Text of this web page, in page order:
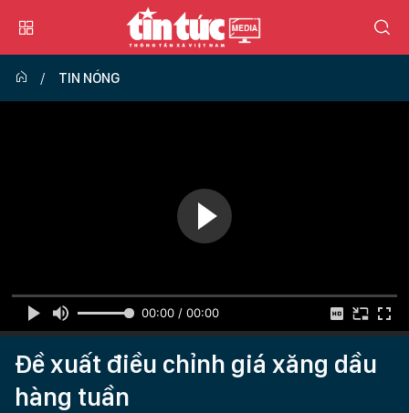
TIN NÓNG
00:00 / 00:00
Đề xuất điều chỉnh giá xăng dầu
hàng tuần